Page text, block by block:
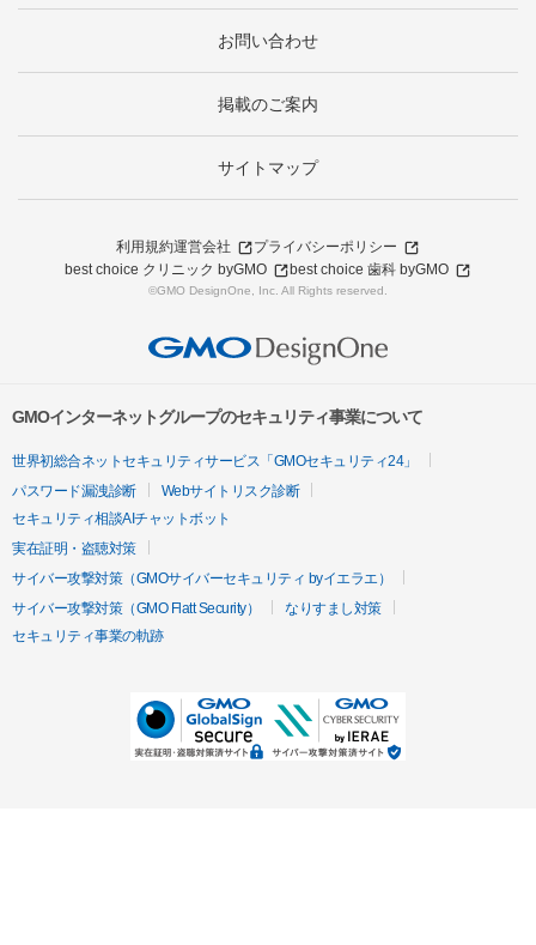
お問い合わせ
掲載のご案内
サイトマップ
利用規約運営会社
プライバシーポリシー
best choice クリニック byGMO
best choice 歯科 byGMO
©GMO DesignOne, Inc. All Rights reserved.
GMOインターネットグループのセキュリティ事業について
世界初総合ネットセキュリティサービス「GMOセキュリティ24」
パスワード漏洩診断
Webサイトリスク診断
セキュリティ相談AIチャットボット
実在証明・盗聴対策
サイバー攻撃対策（GMOサイバーセキュリティ byイエラエ）
サイバー攻撃対策（GMO Flatt Security）
なりすまし対策
セキュリティ事業の軌跡